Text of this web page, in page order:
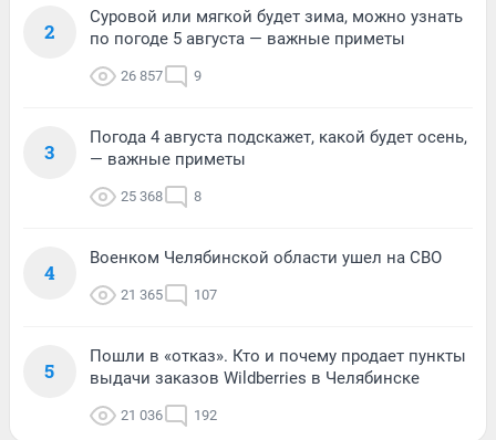
2
Суровой или мягкой будет зима, можно узнать
по погоде 5 августа — важные приметы
26 857 9
3
Погода 4 августа подскажет, какой будет осень,
— важные приметы
25 368 8
4
Военком Челябинской области ушел на СВО
21 365 107
5
Пошли в «отказ». Кто и почему продает пункты
выдачи заказов Wildberries в Челябинске
21 036 192